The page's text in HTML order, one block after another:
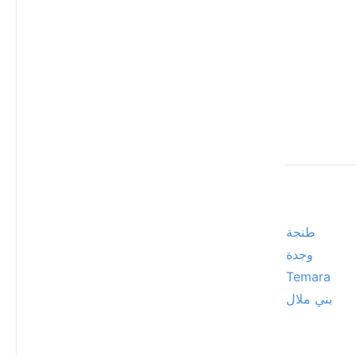
طنجة
وجدة
Temara
بني ملال